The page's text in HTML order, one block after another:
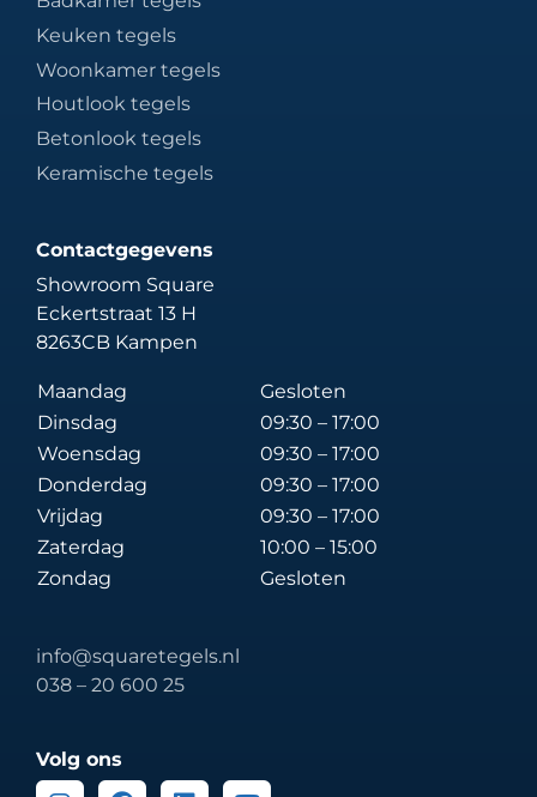
Keuken tegels
Woonkamer tegels
Houtlook tegels
Betonlook tegels
Keramische tegels
Contactgegevens
Showroom Square
Eckertstraat 13 H
8263CB Kampen
Maandag
Gesloten
Dinsdag
09:30 – 17:00
Woensdag
09:30 – 17:00
Donderdag
09:30 – 17:00
Vrijdag
09:30 – 17:00
Zaterdag
10:00 – 15:00
Zondag
Gesloten
info@squaretegels.nl
038 – 20 600 25
Volg ons